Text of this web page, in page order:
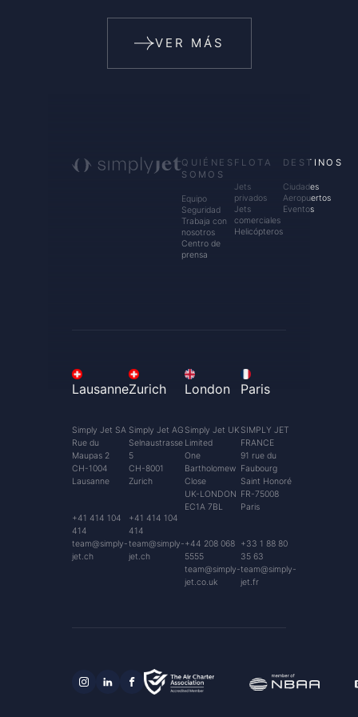
VER MÁS
QUIÉNES
SOMOS
Equipo
Seguridad
Trabaja con
nosotros
Centro de
prensa
FLOTA
Jets
privados
Jets
comerciales
Helicópteros
DESTINOS
Ciudades
Aeropuertos
Eventos
Lausanne
Simply Jet SA
Rue du
Maupas 2
CH-1004
Lausanne
+41 414 104
414
team@simply-
jet.ch
Zurich
Simply Jet AG
Selnaustrasse
5
CH-8001
Zurich
+41 414 104
414
team@simply-
jet.ch
London
Simply Jet UK
Limited
One
Bartholomew
Close
UK-LONDON
EC1A 7BL
+44 208 068
5555
team@simply-
jet.co.uk
Paris
SIMPLY JET
FRANCE
91 rue du
Faubourg
Saint Honoré
FR-75008
Paris
+33 1 88 80
35 63
team@simply-
jet.fr